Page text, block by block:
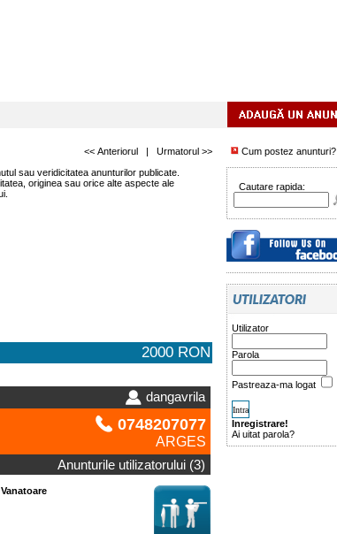
<< Anteriorul| Urmatorul >>
sau veridicitatea anunturilor publicate.
originea sau orice alte aspecte ale
2000 RON
dangavrila
0748207077
ARGES
Anunturile utilizatorului (3)
Cum postez anunturi?
Cautare rapida:
Utilizator
Parola
Pastreaza-ma logat
Inregistrare!
Ai uitat parola?